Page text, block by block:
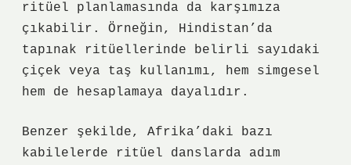
ritüel planlamasında da karşımıza
çıkabilir. Örneğin, Hindistan’da
tapınak ritüellerinde belirli sayıdaki
çiçek veya taş kullanımı, hem simgesel
hem de hesaplamaya dayalıdır.
Benzer şekilde, Afrika’daki bazı
kabilelerde ritüel danslarda adım